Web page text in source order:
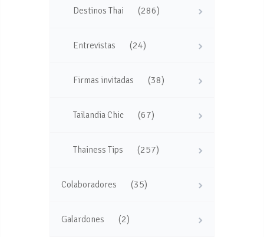
Destinos Thai (286)
Entrevistas (24)
Firmas invitadas (38)
Tailandia Chic (67)
Thainess Tips (257)
Colaboradores (35)
Galardones (2)